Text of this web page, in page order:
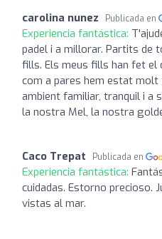
carolina nunez Publicada en
Experiencia fantástica:
padel i a millorar. Partits de
fills. Els meus fills han fet el
com a pares hem estat molt
ambient familiar, tranquil i a
la nostra Mel, la nostra
Caco Trepat Publicada en
Experiencia fantástica:
cuidadas. Estorno precioso.
vistas al mar.